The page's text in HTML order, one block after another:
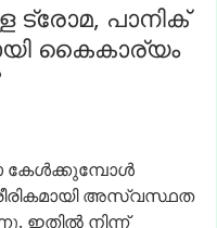
ട്രോമ, പാനിക്
കൈകാര്യം
കേൾക്കുമ്പോൾ
അസ്വസ്ഥത
ഇതിൽ നിന്ന്